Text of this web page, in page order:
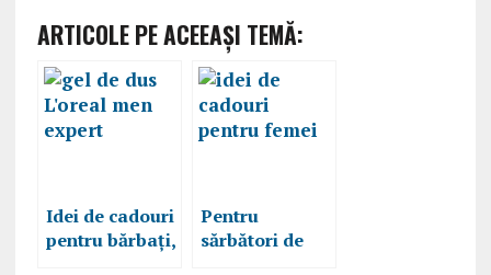
ARTICOLE PE ACEEAŞI TEMĂ:
Idei de cadouri
pentru bărbați,
Pentru
sărbători de